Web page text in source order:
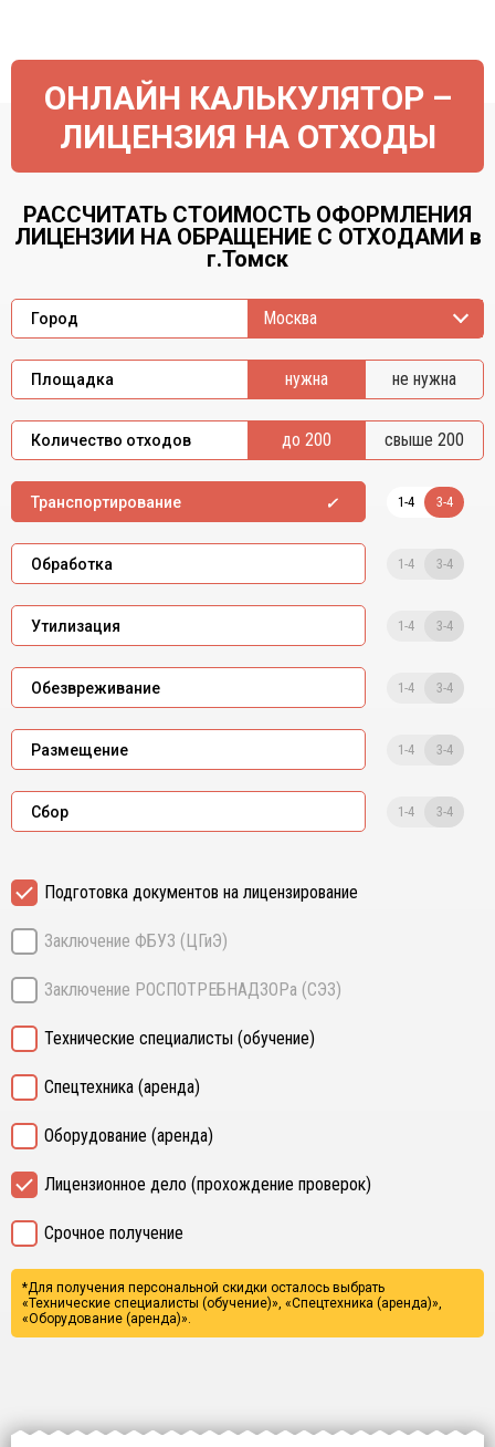
ОНЛАЙН КАЛЬКУЛЯТОР –
ЛИЦЕНЗИЯ НА ОТХОДЫ
РАССЧИТАТЬ СТОИМОСТЬ ОФОРМЛЕНИЯ
ЛИЦЕНЗИИ НА ОБРАЩЕНИЕ С ОТХОДАМИ в
г.Томск
Город Москва
Площадка нужна не нужна
Количество отходов до 200 свыше 200
Транспортирование 1-4 3-4
Обработка 1-4 3-4
Утилизация 1-4 3-4
Обезвреживание 1-4 3-4
Размещение 1-4 3-4
Сбор 1-4 3-4
Подготовка документов на лицензирование
Заключение ФБУЗ (ЦГиЭ)
Заключение РОСПОТРЕБНАДЗОРа (СЭЗ)
Технические специалисты (обучение)
Спецтехника (аренда)
Оборудование (аренда)
Лицензионное дело (прохождение проверок)
Срочное получение
*Для получения персональной скидки осталось выбрать
«Технические специалисты (обучение)», «Спецтехника (аренда)»,
«Оборудование (аренда)».